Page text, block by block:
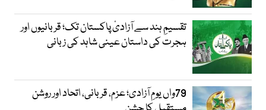
تقسیمِ ہند سے آزادیٔ پاکستان تک؛ قربانیوں اور
ہجرت کی داستان عینی شاہد کی زبانی
79واں یومِ آزادی؛ عزم، قربانی، اتحاد اور روشن